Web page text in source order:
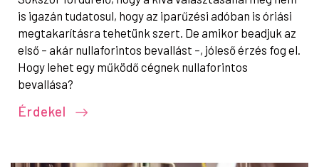
is igazán tudatosul, hogy az iparűzési adóban is óriási
megtakarításra tehetünk szert. De amikor beadjuk az
első – akár nullaforintos bevallást –, jóleső érzés fog el.
Hogy lehet egy működő cégnek nullaforintos
bevallása?
Érdekel